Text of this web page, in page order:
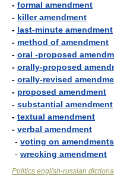
- formal amendment
- killer amendment
- last-minute amendment
- method of amendment
- oral -proposed
- orally-proposed
- orally-revised
- proposed amendment
- substantial amendment
- textual amendment
- verbal amendment
- voting on amendments
- wrecking amendment
Politics english-russian